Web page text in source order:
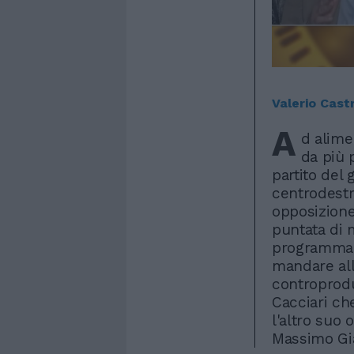
Valerio
A d
da più
partito del
puntata di
mandare
Cacciari
l'altro suo
Massimo